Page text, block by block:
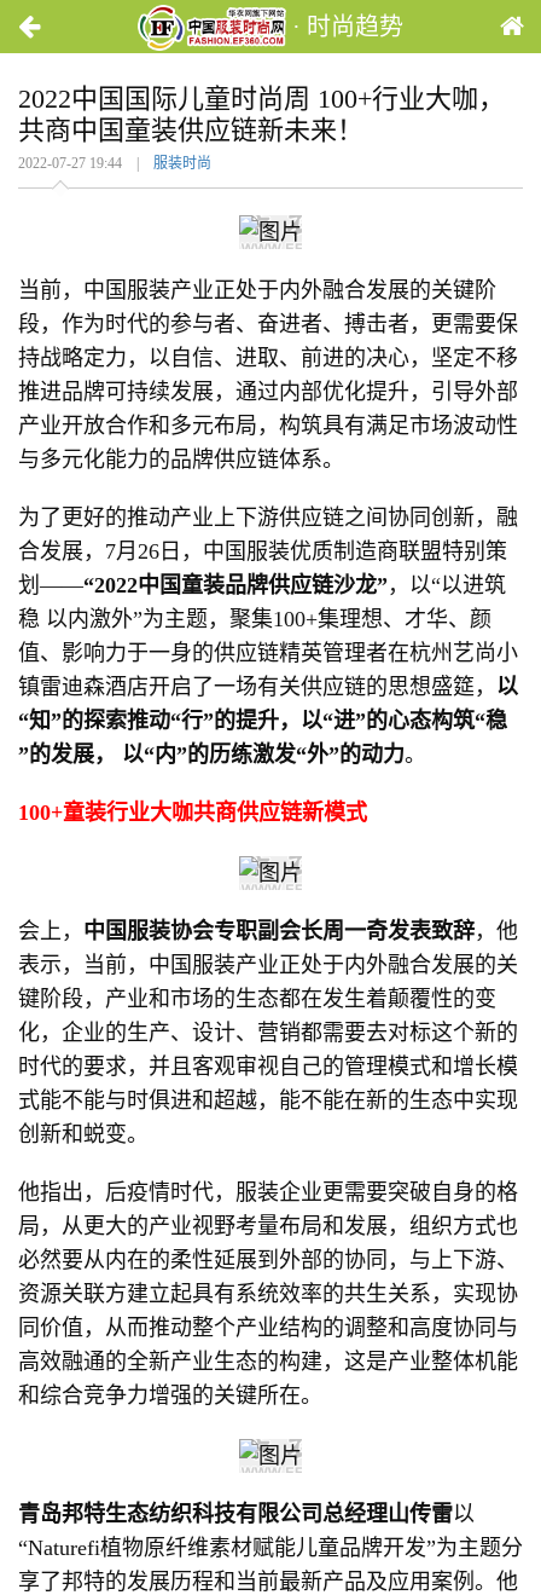
· 时尚趋势
2022中国国际儿童时尚周 100+行业大咖，
共商中国童装供应链新未来！
2022-07-27 19:44 | 服装时尚
当前，中国服装产业正处于内外融合发展的关键阶
段，作为时代的参与者、奋进者、搏击者，更需要保
持战略定力，以自信、进取、前进的决心，坚定不移
推进品牌可持续发展，通过内部优化提升，引导外部
产业开放合作和多元布局，构筑具有满足市场波动性
与多元化能力的品牌供应链体系。
为了更好的推动产业上下游供应链之间协同创新，融
合发展，7月26日，中国服装优质制造商联盟特别策
划——“2022中国童装品牌供应链沙龙”，以“以进筑
稳 以内激外”为主题，聚集100+集理想、才华、颜
值、影响力于一身的供应链精英管理者在杭州艺尚小
镇雷迪森酒店开启了一场有关供应链的思想盛筵， 以
“知”的探索推动“行”的提升，以“进”的心态构筑“稳
”的发展， 以“内”的历练激发“外”的动力。
100+童装行业大咖共商供应链新模式
会上， 中国服装协会专职副会长周一奇发表致辞，他
表示，当前，中国服装产业正处于内外融合发展的关
键阶段，产业和市场的生态都在发生着颠覆性的变
化，企业的生产、设计、营销都需要去对标这个新的
时代的要求，并且客观审视自己的管理模式和增长模
式能不能与时俱进和超越，能不能在新的生态中实现
创新和蜕变。
他指出，后疫情时代，服装企业更需要突破自身的格
局，从更大的产业视野考量布局和发展，组织方式也
必然要从内在的柔性延展到外部的协同，与上下游、
资源关联方建立起具有系统效率的共生关系，实现协
同价值，从而推动整个产业结构的调整和高度协同与
高效融通的全新产业生态的构建，这是产业整体机能
和综合竞争力增强的关键所在。
青岛邦特生态纺织科技有限公司总经理山传雷以
“Naturefi植物原纤维素材赋能儿童品牌开发”为主题分
享了邦特的发展历程和当前最新产品及应用案例。他